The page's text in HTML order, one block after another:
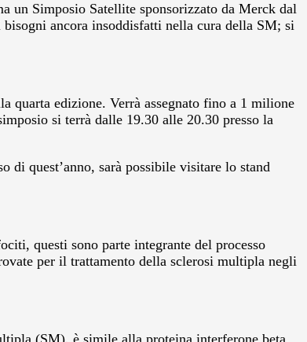
un Simposio Satellite sponsorizzato da Merck dal
ancora insoddisfatti nella cura della SM; si
quarta edizione. Verrà assegnato fino a 1 milione
si terrà dalle 19.30 alle 20.30 presso la
di quest’anno, sarà possibile visitare lo stand
questi sono parte integrante del processo
per il trattamento della sclerosi multipla negli